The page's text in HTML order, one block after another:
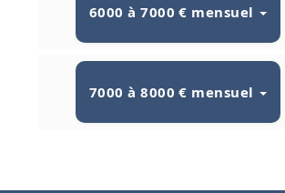
6000 à 7000 € mensuel
7000 à 8000 € mensuel